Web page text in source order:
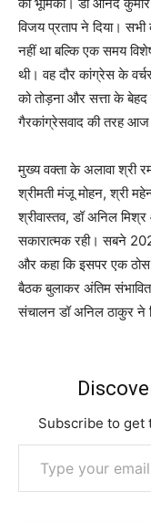
विजय प्रताप ने दिया। सभी
नहीं था बल्कि एक समय विशेष
थी। वह दौर कांग्रेस के
को तोड़ना और सत्ता के
गैरकांग्रेसवाद की तरह आज
मुख्य वक्ता के अलावा श्री
श्रीमती मंजू मोहन, श्री
श्रीवास्तव, डॉ अनिल
सकारात्मक रही। सबने
और कहा कि इसपर एक ठोस
बैठक बुलाकर अंतिम
संचालन डॉ अनिल ठाकुर ने
Subscribe to get
Type your email…